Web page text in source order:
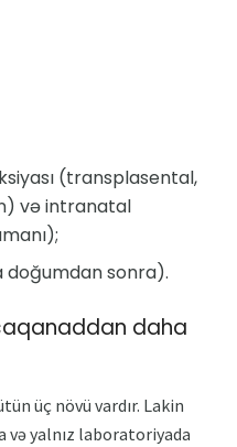
(transplasental,
və intranatal
doğumdan sonra).
daha
üç növü vardır. Lakin
və yalnız laboratoriyada